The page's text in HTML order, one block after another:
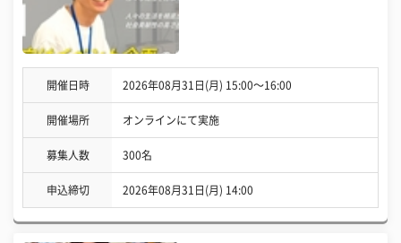
開催日時 2026年08月31日(月) 15:00〜16:00
開催場所 オンラインにて実施
募集人数 300名
申込締切 2026年08月31日(月) 14:00